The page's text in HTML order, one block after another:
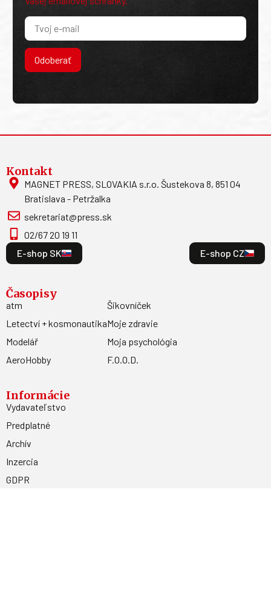
Odoberať
Kontakt
MAGNET PRESS, SLOVAKIA s.r.o. Šustekova 8, 851 04
Bratislava - Petržalka
sekretariat@press.sk
02/67 20 19 11
E-shop SK
E-shop CZ
Časopisy
atm
Letectví + kosmonautika
Modelář
AeroHobby
Šikovníček
Moje zdravie
Moja psychológia
F.O.O.D.
Informácie
Vydavateľstvo
Predplatné
Archív
Inzercia
GDPR